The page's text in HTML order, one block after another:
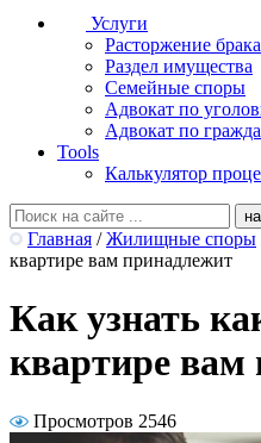
Услуги
Расторжение брака
Раздел имущества
Семейные споры
Адвокат по
Адвокат по
Tools
Калькулятор
Главная / Жилищные споры
квартире вам принадлежит
Как узнать
квартире вам
Просмотров 2546